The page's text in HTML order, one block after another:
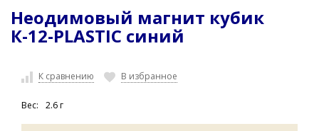
Неодимовый магнит кубик
К-12-PLASTIC синий
К сравнению В избранное
Вес: 2.6 г